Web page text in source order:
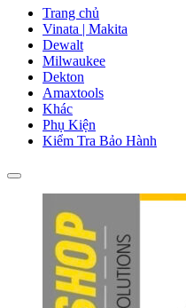
Trang chủ
Vinata | Makita
Dewalt
Milwaukee
Dekton
Amaxtools
Khác
Phụ Kiện
Kiểm Tra Bảo Hành